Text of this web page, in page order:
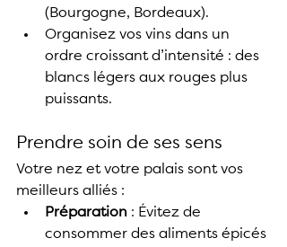
(Bourgogne, Bordeaux).
Organisez vos vins dans un
ordre croissant d’intensité : des
blancs légers aux rouges plus
puissants.
Prendre soin de ses sens
Votre nez et votre palais sont vos
meilleurs alliés :
Préparation : Évitez de
consommer des aliments épicés